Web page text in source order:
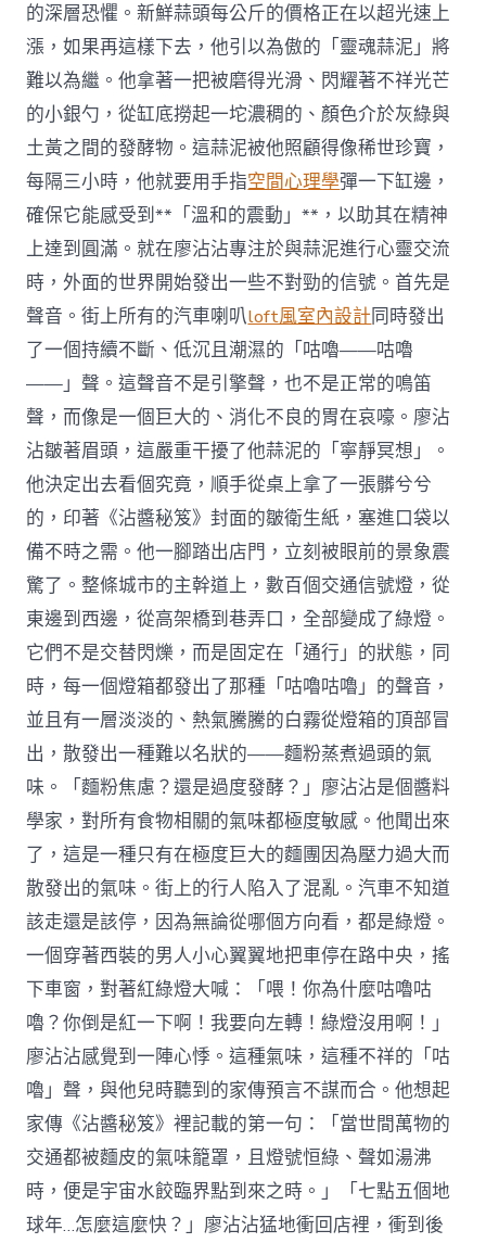
的深層恐懼。新鮮蒜頭每公斤的價格正在以超光速上
漲，如果再這樣下去，他引以為傲的「靈魂蒜泥」將
難以為繼。他拿著一把被磨得光滑、閃耀著不祥光芒
的小銀勺，從缸底撈起一坨濃稠的、顏色介於灰綠與
土黃之間的發酵物。這蒜泥被他照顧得像稀世珍寶，
每隔三小時，他就要用手指空間心理學彈一下缸邊，
確保它能感受到**「溫和的震動」**，以助其在精神
上達到圓滿。就在廖沾沾專注於與蒜泥進行心靈交流
時，外面的世界開始發出一些不對勁的信號。首先是
聲音。街上所有的汽車喇叭loft風室內設計同時發出
了一個持續不斷、低沉且潮濕的「咕嚕——咕嚕
——」聲。這聲音不是引擎聲，也不是正常的鳴笛
聲，而像是一個巨大的、消化不良的胃在哀嚎。廖沾
沾皺著眉頭，這嚴重干擾了他蒜泥的「寧靜冥想」。
他決定出去看個究竟，順手從桌上拿了一張髒兮兮
的，印著《沾醬秘笈》封面的皺衛生紙，塞進口袋以
備不時之需。他一腳踏出店門，立刻被眼前的景象震
驚了。整條城市的主幹道上，數百個交通信號燈，從
東邊到西邊，從高架橋到巷弄口，全部變成了綠燈。
它們不是交替閃爍，而是固定在「通行」的狀態，同
時，每一個燈箱都發出了那種「咕嚕咕嚕」的聲音，
並且有一層淡淡的、熱氣騰騰的白霧從燈箱的頂部冒
出，散發出一種難以名狀的——麵粉蒸煮過頭的氣
味。「麵粉焦慮？還是過度發酵？」廖沾沾是個醬料
學家，對所有食物相關的氣味都極度敏感。他聞出來
了，這是一種只有在極度巨大的麵團因為壓力過大而
散發出的氣味。街上的行人陷入了混亂。汽車不知道
該走還是該停，因為無論從哪個方向看，都是綠燈。
一個穿著西裝的男人小心翼翼地把車停在路中央，搖
下車窗，對著紅綠燈大喊：「喂！你為什麼咕嚕咕
嚕？你倒是紅一下啊！我要向左轉！綠燈沒用啊！」
廖沾沾感覺到一陣心悸。這種氣味，這種不祥的「咕
嚕」聲，與他兒時聽到的家傳預言不謀而合。他想起
家傳《沾醬秘笈》裡記載的第一句：「當世間萬物的
交通都被麵皮的氣味籠罩，且燈號恒綠、聲如湯沸
時，便是宇宙水餃臨界點到來之時。」「七點五個地
球年…怎麼這麼快？」廖沾沾猛地衝回店裡，衝到後